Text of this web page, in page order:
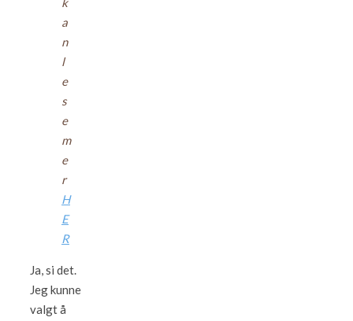
a
n
l
e
s
e
m
e
r
H
E
R
Ja, si det.
Jeg kunne
valgt å